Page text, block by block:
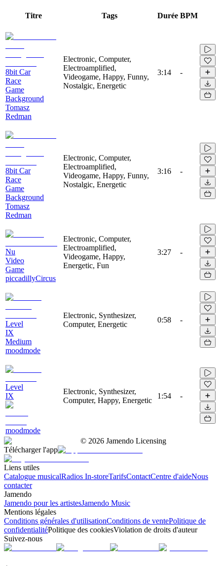
Titre Tags Durée BPM
8bit Car
Race
Game
Background
Tomasz
Redman
Electronic, Computer,
Electroamplified,
Videogame, Happy, Funny,
Nostalgic, Energetic
3:14 -
8bit Car
Race
Game
Background
Tomasz
Redman
Electronic, Computer,
Electroamplified,
Videogame, Happy, Funny,
Nostalgic, Energetic
3:16 -
Nu
Video
Game
piccadillyCircus
Electronic, Computer,
Electroamplified,
Videogame, Happy,
Energetic, Fun
3:27 -
Level
IX
Medium
moodmode
Electronic, Synthesizer,
Computer, Energetic
0:58 -
Level
IX
moodmode
Electronic, Synthesizer,
Computer, Happy, Energetic
1:54 -
© 2026 Jamendo Licensing
Télécharger l'app
Liens utiles
Catalogue musicalRadios In-storeTarifsContactCentre d'aideNous
contacter
Jamendo
Jamendo pour les artistesJamendo Music
Mentions légales
Conditions générales d'utilisationConditions de ventePolitique de
confidentialitéPolitique des cookiesViolation de droits d'auteur
Suivez-nous